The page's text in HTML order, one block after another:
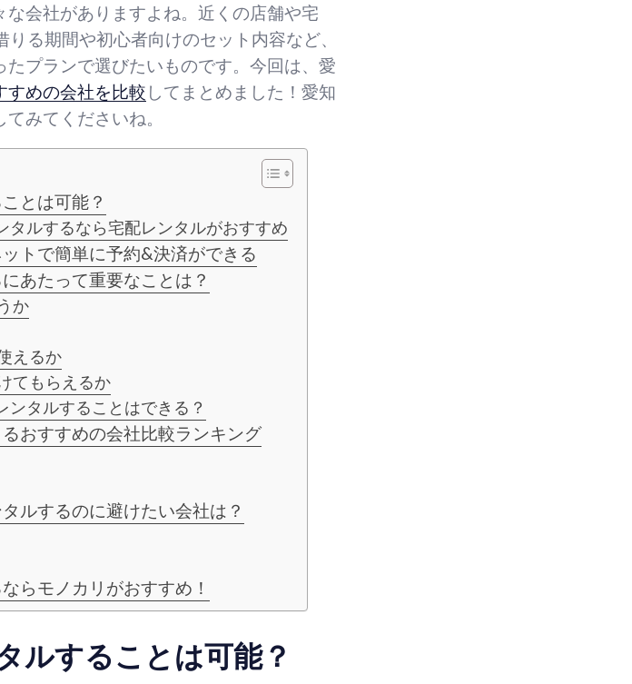
会社がありますよね。近くの店舗や宅
る期間や初心者向けのセット内容など、
プランで選びたいものです。今回は、愛
すめの会社を比較 してまとめました！愛知
みてくださいね。
とは可能？
タルするなら宅配レンタルがおすすめ
トで簡単に予約&決済ができる
あたって重要なことは？
か
えるか
てもらえるか
ンタルすることはできる？
おすすめの会社比較ランキング
ルするのに避けたい会社は？
らモノカリがおすすめ！
ルすることは可能？